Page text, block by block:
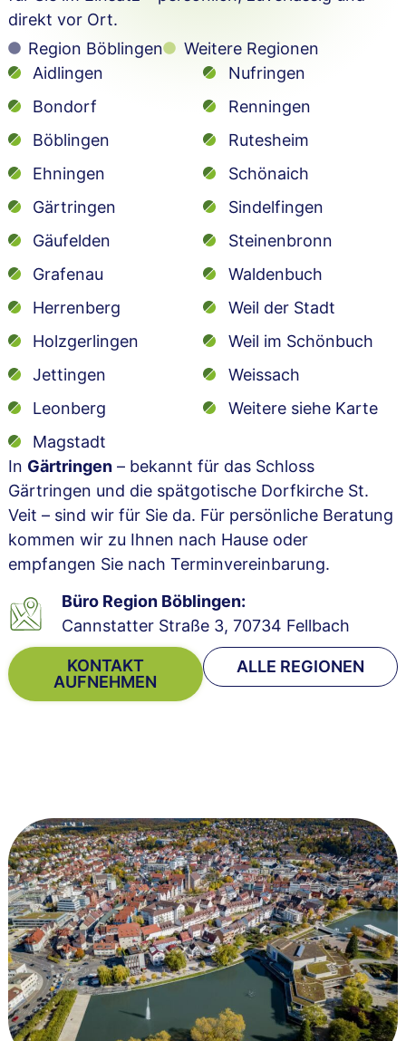
direkt vor Ort.
Region Böblingen
Weitere Regionen
Aidlingen
Bondorf
Böblingen
Ehningen
Gärtringen
Gäufelden
Grafenau
Herrenberg
Holzgerlingen
Jettingen
Leonberg
Magstadt
Nufringen
Renningen
Rutesheim
Schönaich
Sindelfingen
Steinenbronn
Waldenbuch
Weil der Stadt
Weil im Schönbuch
Weissach
Weitere siehe Karte
In Gärtringen– bekannt für das Schloss
Gärtringen und die spätgotische Dorfkirche St.
Veit – sind wir für Sie da. Für persönliche Beratung
kommen wir zu Ihnen nach Hause oder
empfangen Sie nach Terminvereinbarung.
Büro Region Böblingen:
Cannstatter Straße 3, 70734 Fellbach
KONTAKT
AUFNEHMEN
ALLE REGIONEN